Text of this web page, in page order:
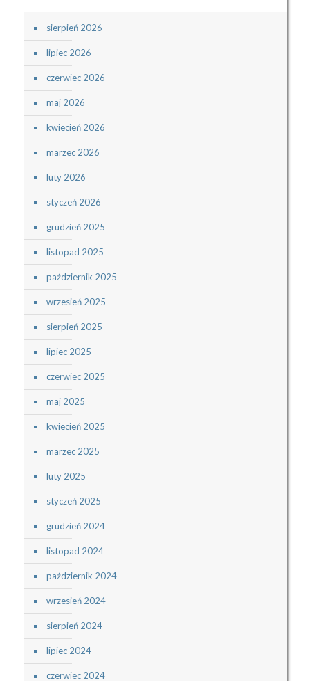
sierpień 2026
lipiec 2026
czerwiec 2026
maj 2026
kwiecień 2026
marzec 2026
luty 2026
styczeń 2026
grudzień 2025
listopad 2025
październik 2025
wrzesień 2025
sierpień 2025
lipiec 2025
czerwiec 2025
maj 2025
kwiecień 2025
marzec 2025
luty 2025
styczeń 2025
grudzień 2024
listopad 2024
październik 2024
wrzesień 2024
sierpień 2024
lipiec 2024
czerwiec 2024